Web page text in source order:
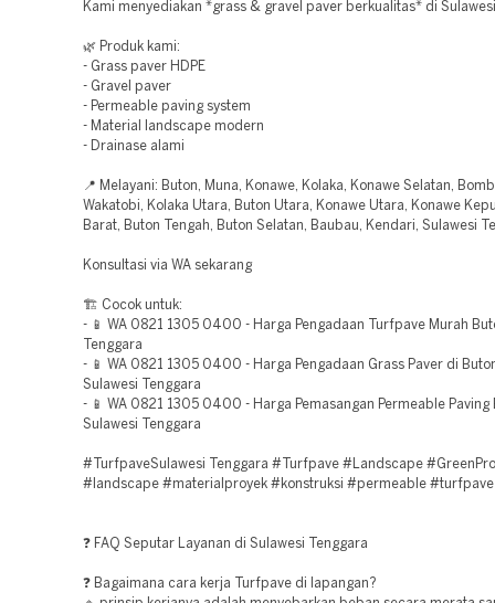
Kami menyediakan *grass & gravel paver berkualitas* di
🌿 Produk kami:
- Grass paver HDPE
- Gravel paver
- Permeable paving system
- Material landscape modern
- Drainase alami
📍 Melayani: Buton, Muna, Konawe, Kolaka, Konawe Selatan,
Wakatobi, Kolaka Utara, Buton Utara, Konawe Utara, Konawe
Barat, Buton Tengah, Buton Selatan, Baubau, Kendari, Sulawesi
Konsultasi via WA sekarang
🏗️ Cocok untuk:
- 📱 WA 0821 1305 0400 - Harga Pengadaan Turfpave Murah
Tenggara
- 📱 WA 0821 1305 0400 - Harga Pengadaan Grass Paver di
Sulawesi Tenggara
- 📱 WA 0821 1305 0400 - Harga Pemasangan Permeable Paving
Sulawesi Tenggara
#TurfpaveSulawesi Tenggara #Turfpave #Landscape
#landscape #materialproyek #konstruksi #permeable #turfpave
❓ FAQ Seputar Layanan di Sulawesi Tenggara
❓ Bagaimana cara kerja Turfpave di lapangan?